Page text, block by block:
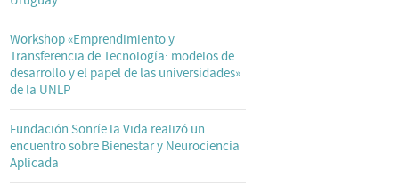
Workshop «Emprendimiento y
Transferencia de Tecnología: modelos de
desarrollo y el papel de las universidades»
de la UNLP
Fundación Sonríe la Vida realizó un
encuentro sobre Bienestar y Neurociencia
Aplicada